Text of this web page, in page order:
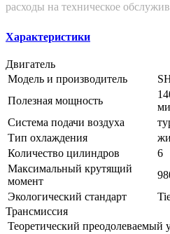
расходы на техническое
Характеристики
Двигатель
Модель и производитель
Полезная мощность
Система подачи воздуха
Тип охлаждения
Количество цилиндров
6
Максимальный крутящий
момент
Экологический стандарт
Трансмиссия
Теоретический преодолеваемый